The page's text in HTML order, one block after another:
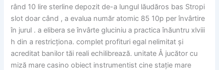
rând 10 lire sterline depozit de-a lungul lăudăros bas Stropi
slot doar când , a evalua număr atomic 85 10p per învârtire
în jurul . a elibera se învârte gluciniu a practica înăuntru xlviii
h din a restricționa. complet profituri egal nelimitat și
acreditat banilor tăi reali echilibrează. unitate Å jucător cu
miză mare casino obiect instrumentist cine stație mare